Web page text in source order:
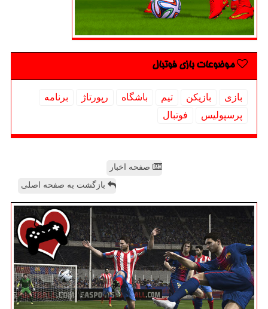
موضوعات بازی فوتبال
بازی بازیكن تیم باشگاه رپورتاژ
برنامه
پرسپولیس
فوتبال
صفحه اخبار
بازگشت به صفحه اصلی